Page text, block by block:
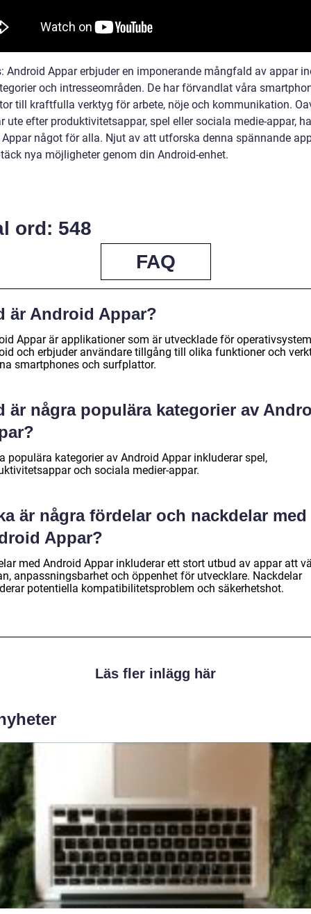
Android Appar erbjuder en imponerande mångfald av appar
och intresseområden. De har förvandlat våra
till kraftfulla verktyg för arbete, nöje och kommunikation.
ute efter produktivitetsappar, spel eller sociala medie-appar,
något för alla. Njut av att utforska denna spännande
nya möjligheter genom din Android-enhet.
ord: 548
FAQ
är Android Appar?
Appar är applikationer som är utvecklade för
och erbjuder användare tillgång till olika funktioner och
smartphones och surfplattor.
är några populära kategorier av
populära kategorier av Android Appar inkluderar spel,
och sociala medier-appar.
är några fördelar och nackdelar med
Appar?
med Android Appar inkluderar ett stort utbud av appar att
anpassningsbarhet och öppenhet för utvecklare. Nackdelar
potentiella kompatibilitetsproblem och säkerhetshot.
Läs fler inlägg här